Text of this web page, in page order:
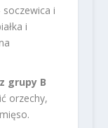
soczewica i
i
grupy B
orzechy,